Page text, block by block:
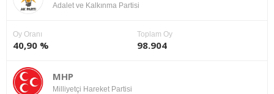
Adalet ve Kalkınma Partisi
Oy Oranı
40,90 %
Toplam Oy
98.904
MHP
Milliyetçi Hareket Partisi